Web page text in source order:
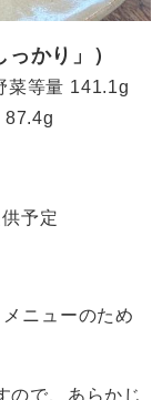
かり」）
菜等量 141.1g
87.4g
予定
ニューのため
ので、あらかじ